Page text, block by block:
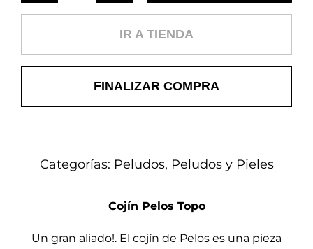
IR A TIENDA
FINALIZAR COMPRA
Categorías: Peludos, Peludos y Pieles
Cojín Pelos Topo
Un gran aliado!. El cojín de Pelos es una pieza